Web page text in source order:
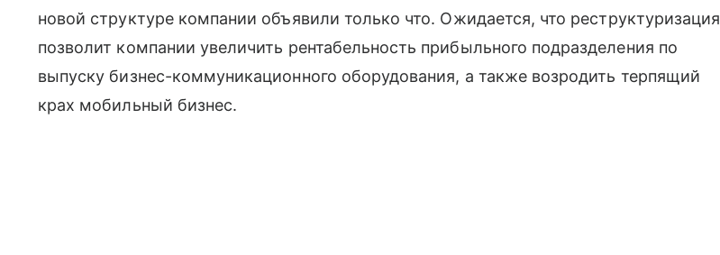
новой структуре компании объявили только что. Ожидается, что реструктуризация
позволит компании увеличить рентабельность прибыльного подразделения по
выпуску бизнес-коммуникационного оборудования, а также возродить терпящий
крах мобильный бизнес.